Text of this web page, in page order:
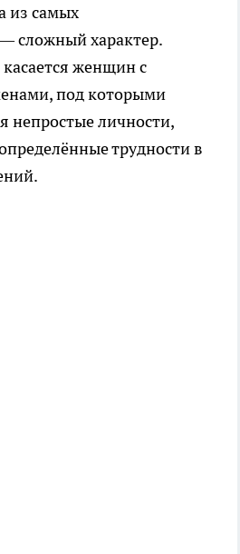
из самых
сложный характер.
женщин с
под которыми
непростые личности,
трудности в